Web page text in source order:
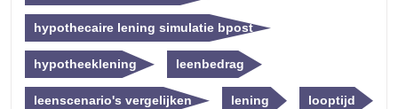
hypothecaire lening simulatie bpost
hypotheeklening leenbedrag
leenscenario's vergelijken lening looptijd